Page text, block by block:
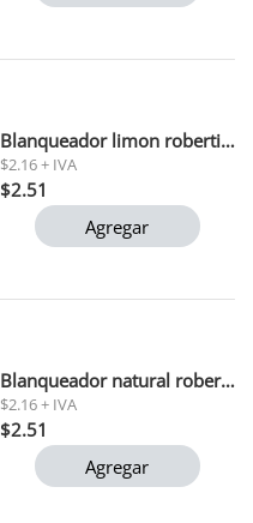
Blanqueador limon roberti 1 lt
$2.16 + IVA
$2.51
Agregar
Blanqueador natural roberti 1 lt
$2.16 + IVA
$2.51
Agregar